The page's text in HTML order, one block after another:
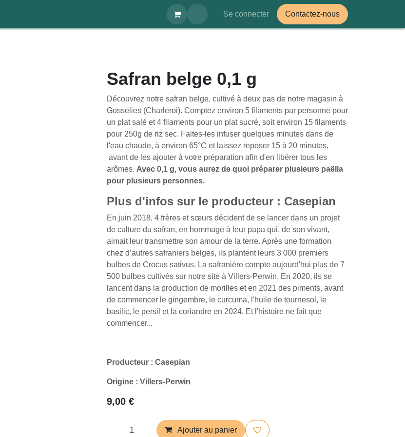
Se connecter Contactez-nous
Safran belge 0,1 g
Découvrez notre safran belge, cultivé à deux pas de notre magasin à
Gosselies (Charleroi). Comptez environ 5 filaments par personne pour
un plat salé et 4 filaments pour un plat sucré, soit environ 15 filaments
pour 250g de riz sec. Faites-les infuser quelques minutes dans de
l'eau chaude, à environ 65°C et laissez reposer 15 à 20 minutes,
avant de les ajouter à votre préparation afin d'en libérer tous les
arômes. Avec 0,1 g, vous aurez de quoi préparer plusieurs paëlla
pour plusieurs personnes.
Plus d'infos sur le producteur : Casepian
En juin 2018, 4 frères et sœurs décident de se lancer dans un projet
de culture du safran, en hommage à leur papa qui, de son vivant,
aimait leur transmettre son amour de la terre. Après une formation
chez d’autres safraniers belges, ils plantent leurs 3 000 premiers
bulbes de Crocus sativus. La safranière compte aujourd'hui plus de 7
500 bulbes cultivés sur notre site à Villers-Perwin. En 2020, ils se
lancent dans la production de morilles et en 2021 des piments, avant
de commencer le gingembre, le curcuma, l'huile de tournesol, le
basilic, le persil et la coriandre en 2024. Et l'histoire ne fait que
commencer...
Producteur : Casepian
Origine : Villers-Perwin
9,00 €
Ajouter au panier